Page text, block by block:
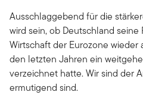
Ausschlaggebend für die
wird sein, ob Deutschland
Wirtschaft der Eurozone wieder
den letzten Jahren ein
verzeichnet hatte. Wir sind der
ermutigend sind.